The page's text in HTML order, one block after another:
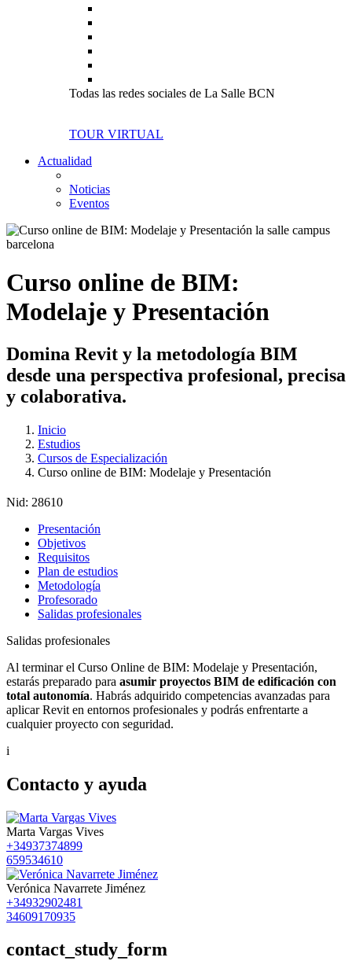
Todas las redes sociales de La Salle BCN
TOUR VIRTUAL
Actualidad
Noticias
Eventos
Curso online de BIM:
Modelaje y Presentación
Domina Revit y la metodología BIM
desde una perspectiva profesional, precisa
y colaborativa.
Inicio
Estudios
Cursos de Especialización
Curso online de BIM: Modelaje y Presentación
Nid: 28610
Presentación
Objetivos
Requisitos
Plan de estudios
Metodología
Profesorado
Salidas profesionales
Salidas profesionales
Al terminar el Curso Online de BIM: Modelaje y Presentación,
estarás preparado para asumir proyectos BIM de edificación con
total autonomía. Habrás adquirido competencias avanzadas para
aplicar Revit en entornos profesionales y podrás enfrentarte a
cualquier proyecto con seguridad.
i
Contacto y ayuda
Marta Vargas Vives
+34937374899
659534610
Verónica Navarrete Jiménez
+34932902481
34609170935
contact_study_form